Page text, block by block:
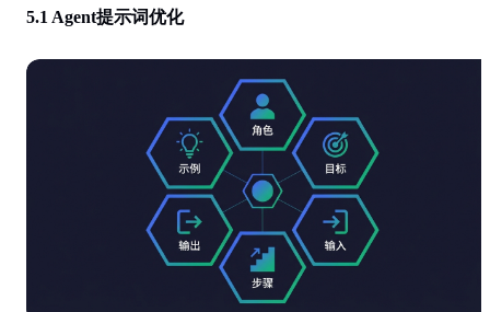
5.1 Agent提示词优化